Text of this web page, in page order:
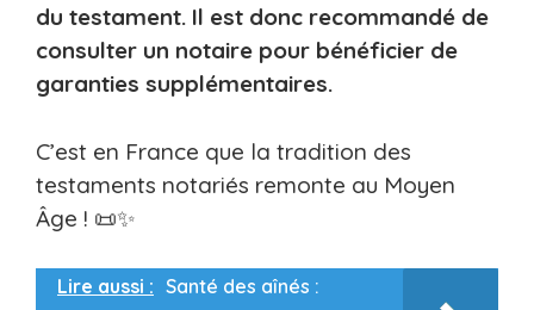
du testament. Il est donc recommandé de
consulter un notaire pour bénéficier de
garanties supplémentaires.
C’est en France que la tradition des
testaments notariés remonte au Moyen
Âge ! 📜✨
Lire aussi : Santé des aînés :